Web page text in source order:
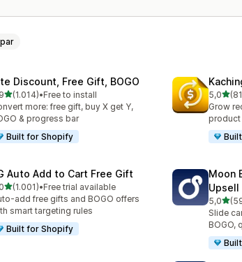
Discount, Free Gift, BOGO
de 5 estrelas
(1.014)
total de avaliações
•Free to install
more: free gift, buy X get Y,
& progress bar
Built for Shopify
5,0de 5
818
Grow
Auto Add to Cart Free Gift
de 5 estrelas
(1.001)
total de avaliações
•Free trial available
add free gifts and BOGO offers
smart targeting rules
Built for Shopify
Moon
Upsell
5,0de 5
593
Slide
BOGO,